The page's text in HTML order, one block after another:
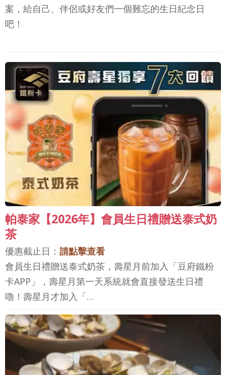
案，給自己、伴侶或好友們一個難忘的生日紀念日
吧！
帕泰家【2026年】會員生日禮贈送泰式奶
茶
優惠截止日： 請點擊查看
會員生日禮贈送泰式奶茶，壽星月前加入「豆府鐵粉
卡APP」，壽星月第一天系統就會直接發送生日禮
嚕！壽星月才加入「…